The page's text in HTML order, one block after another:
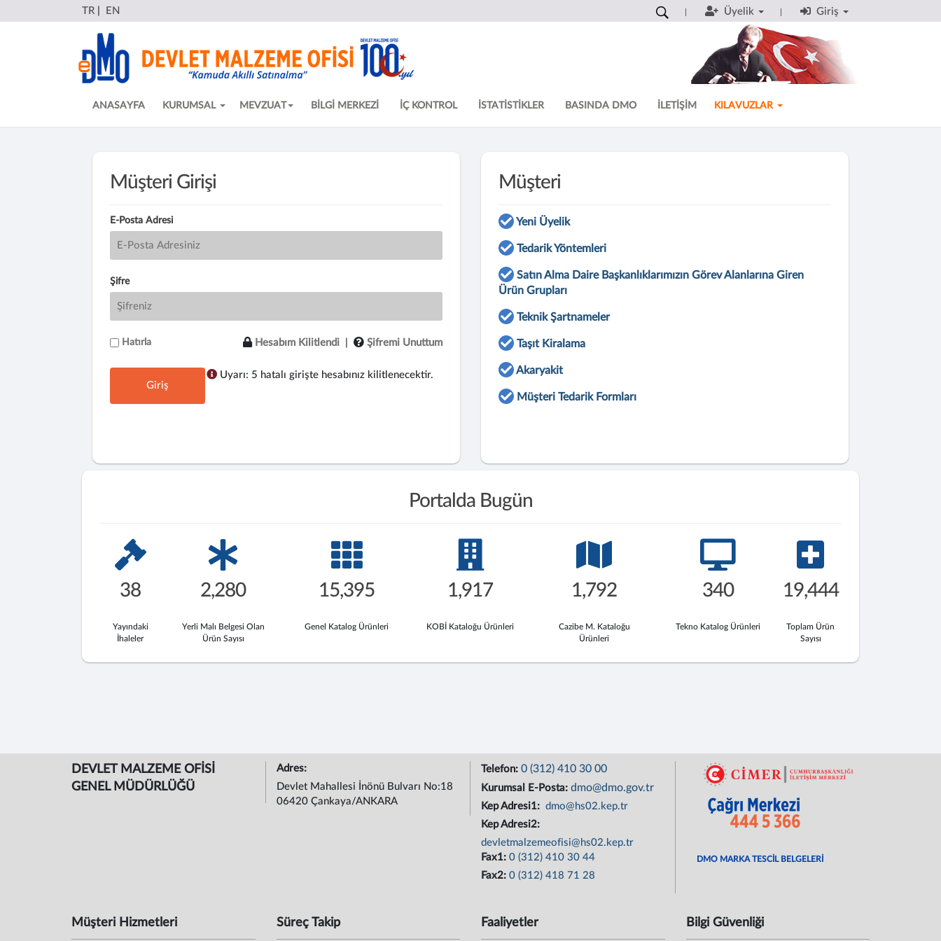
TR EN Üyelik Giriş
ANASAYFA KURUMSAL MEVZUAT BİLGİ MERKEZİ İÇ KONTROL İSTATİSTİKLER BASINDA DMO İLETİŞİM KILAVUZLAR
Müşteri Girişi
E-Posta Adresi
Şifre
Hatırla Hesabım Kilitlendi Şifremi Unuttum
Giriş
Uyarı: 5 hatalı girişte hesabınız kilitlenecektir.
Müşteri
Yeni Üyelik
Tedarik Yöntemleri
Satın Alma Daire Başkanlıklarımızın Görev Alanlarına Giren
Ürün Grupları
Teknik Şartnameler
Taşıt Kiralama
Akaryakit
Müşteri Tedarik Formları
Portalda Bugün
38
Yayındaki
İhaleler
2,280
Yerli Malı Belgesi Olan
Ürün Sayısı
15,395
Genel Katalog Ürünleri
1,917
KOBİ Kataloğu Ürünleri
1,792
Cazibe M. Kataloğu
Ürünleri
340
Tekno Katalog Ürünleri
19,444
Toplam Ürün
Sayısı
DEVLET MALZEME OFİSİ
GENEL MÜDÜRLÜĞÜ
Adres:
Devlet Mahallesi İnönü Bulvarı No:18
06420 Çankaya/ANKARA
Telefon: 0 (312) 410 30 00
Kurumsal E-Posta: dmo@dmo.gov.tr
Kep Adresi1: dmo@hs02.kep.tr
Kep Adresi2:
devletmalzemeofisi@hs02.kep.tr
Fax1: 0 (312) 410 30 44
Fax2: 0 (312) 418 71 28
DMO MARKA TESCİL BELGELERİ
Müşteri Hizmetleri Süreç Takip Faaliyetler Bilgi Güvenliği